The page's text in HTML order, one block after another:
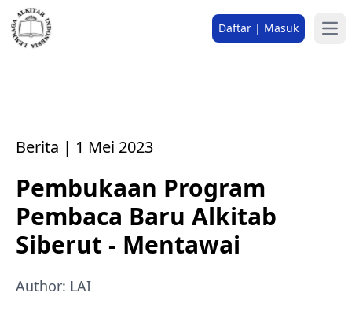
Daftar | Masuk
Berita | 1 Mei 2023
Pembukaan Program
Pembaca Baru Alkitab
Siberut - Mentawai
Author: LAI